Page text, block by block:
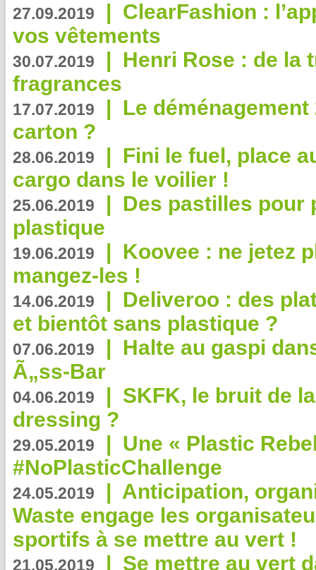
27.09.2019 | ClearFashion :
vos vêtements
30.07.2019 | Henri Rose : de la
fragrances
17.07.2019 | Le
carton ?
28.06.2019 | Fini le fuel, place
cargo dans le voilier !
25.06.2019 | Des pastilles pour
plastique
19.06.2019 | Koovee : ne jetez
mangez-les !
14.06.2019 | Deliveroo : des
et bientôt sans plastique ?
07.06.2019 | Halte au gaspi
Ã„ss-Bar
04.06.2019 | SKFK, le bruit de
dressing ?
29.05.2019 | Une « Plastic
#NoPlasticChallenge
24.05.2019 | Anticipation,
Waste engage les
sportifs à se mettre au vert !
21.05.2019 | Se mettre au vert